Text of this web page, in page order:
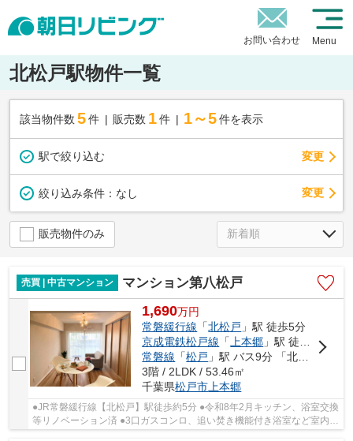
お問い合わせ Menu
北松戸駅物件一覧
該当物件数 5件 販売数 1 件 1～5 件を表示
駅で絞り込む 変更
絞り込み条件： なし 変更
販売物件のみ
売買 | 中古マンション マンション第八松戸
1,690万円
常磐緩行線 「北松戸 」駅 徒歩5分
京成電鉄松戸線 「 上本郷 」駅 徒歩26分
常磐線 「松戸 」駅 バス9分 「北松戸駅入口」 停歩4分
3階 / 2LDK / 53.46㎡
千葉県松戸市 上本郷
●JR常磐緩行線【北松戸】駅徒歩約5分 ●令和8年2月キッチン、浴室交換
等リノベーション済 ●3口ガスコンロ、追い焚き機能付き浴室など室内設